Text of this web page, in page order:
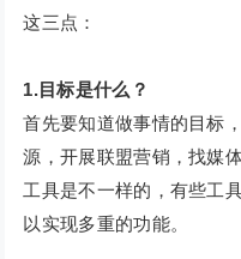
这三点：
1.目标是什么？
首先要知道做事情的目标
源，开展联盟营销，找媒
工具是不一样的，有些工
以实现多重的功能。